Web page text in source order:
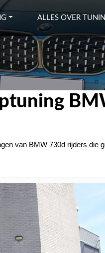
ALLES OVER
van BMW 730d rijders